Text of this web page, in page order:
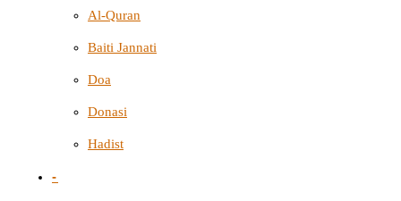
Al-Quran
Baiti Jannati
Doa
Donasi
Hadist
-